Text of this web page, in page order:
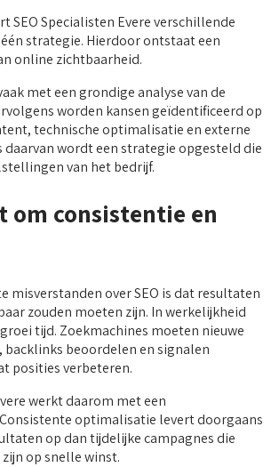
SEO Specialisten Evere verschillende
strategie. Hierdoor ontstaat een
online zichtbaarheid.
met een grondige analyse van de
worden kansen geïdentificeerd op
technische optimalisatie en externe
daarvan wordt een strategie opgesteld die
van het bedrijf.
om consistentie en
misverstanden over SEO is dat resultaten
zouden moeten zijn. In werkelijkheid
tijd. Zoekmachines moeten nieuwe
beoordelen en signalen
posities verbeteren.
werkt daarom met een
optimalisatie levert doorgaans
op dan tijdelijke campagnes die
op snelle winst.